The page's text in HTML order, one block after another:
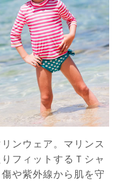
ンウェア。マリンス
フィットするＴシャ
や紫外線から肌を守